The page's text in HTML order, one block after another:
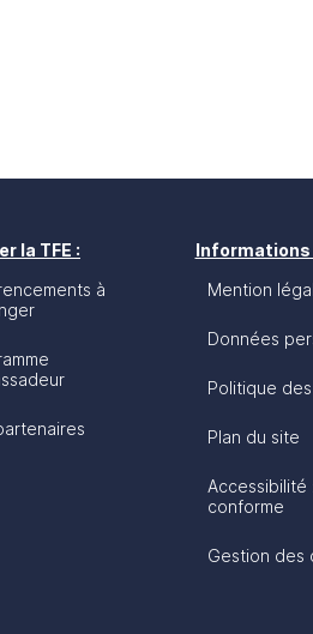
la TFE :
à
Informations
Mention
Données
Politique
Plan du site
Accessibilité
conforme
Gestion des